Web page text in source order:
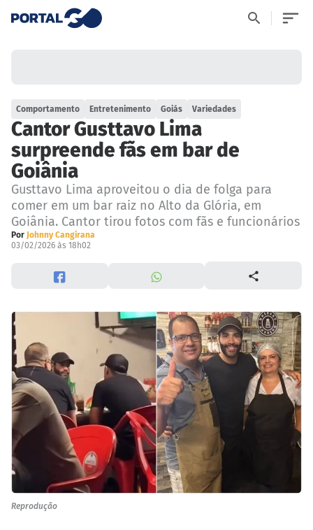
Comportamento Entretenimento Goiás Variedades
Cantor Gusttavo Lima
surpreende fãs em bar de
Goiânia
Gusttavo Lima aproveitou o dia de folga para
comer em um bar raiz no Alto da Glória, em
Goiânia. Cantor tirou fotos com fãs e funcionários
Por Johnny Cangirana
03/02/2026 às 18h02
Reprodução